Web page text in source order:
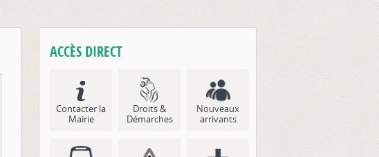
Vie économique
ACCÈS DIRECT
Contacter la
Mairie
Droits &
Démarches
Nouveaux
arrivants